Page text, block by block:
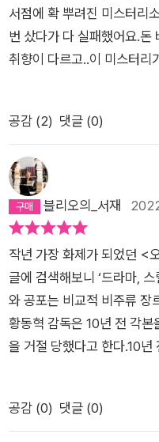
서점에 확 뿌려진 미스터리
번 샀다가 다 실패했어요.돈
취향이 다르고..이 미스터리
의 역사를 짚어주면서 명작
합니다.앞으로 서점에서 고
필수소장!
공감 (2) 댓글 (0)
블리오의_서재
작년 가장 화제가 되었던 <
글에 검색해보니 ‘드라마,
와 공포는 비교적 비주류 장
황동혁 감독은 10년 전 각
을 거절 당했다고 한다.10년
르에 익숙해지고 즐길 수 있
지만 익숙해지면 지루해진
공감 (0) 댓글 (0)